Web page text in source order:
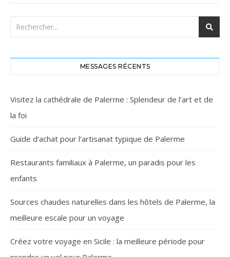
MESSAGES RÉCENTS
Visitez la cathédrale de Palerme : Splendeur de l’art et de
la foi
Guide d’achat pour l’artisanat typique de Palerme
Restaurants familiaux à Palerme, un paradis pour les
enfants
Sources chaudes naturelles dans les hôtels de Palerme, la
meilleure escale pour un voyage
Créez votre voyage en Sicile : la meilleure période pour